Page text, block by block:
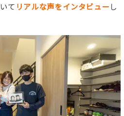
て リアルな声をインタビューし